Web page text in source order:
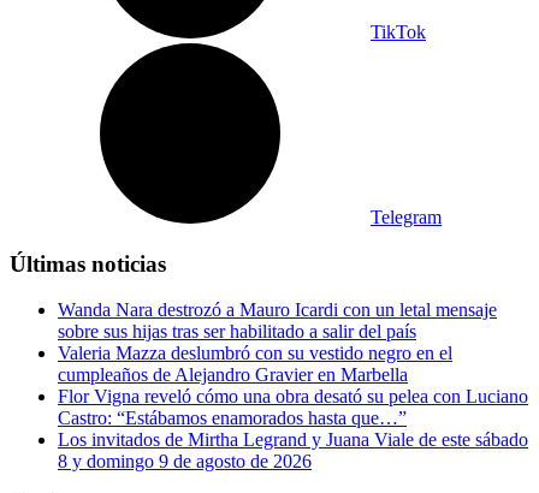
TikTok
Telegram
Últimas noticias
Wanda Nara destrozó a Mauro Icardi con un letal mensaje
sobre sus hijas tras ser habilitado a salir del país
Valeria Mazza deslumbró con su vestido negro en el
cumpleaños de Alejandro Gravier en Marbella
Flor Vigna reveló cómo una obra desató su pelea con Luciano
Castro: “Estábamos enamorados hasta que…”
Los invitados de Mirtha Legrand y Juana Viale de este sábado
8 y domingo 9 de agosto de 2026